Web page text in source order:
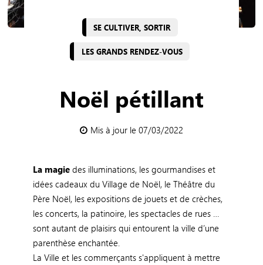
SE CULTIVER, SORTIR
LES GRANDS RENDEZ-VOUS
Noël pétillant
Mis à jour le 07/03/2022
La magiedes illuminations, les gourmandises et
idées cadeaux du Village de Noël, le Théâtre du
Père Noël, les expositions de jouets et de crèches,
les concerts, la patinoire, les spectacles de rues …
sont autant de plaisirs qui entourent la ville d’une
parenthèse enchantée.
La Ville et les commerçants s'appliquent à mettre